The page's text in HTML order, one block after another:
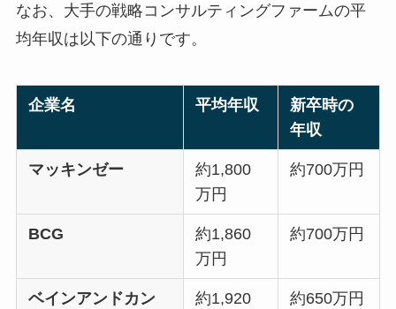
なお、大手の戦略コンサルティングファームの平
均年収は以下の通りです。
企業名 平均年収
新卒時の
年収
マッキンゼー
約1,800
万円
約700万円
BCG
約1,860
万円
約700万円
ベインアンドカン 約1,920 約650万円